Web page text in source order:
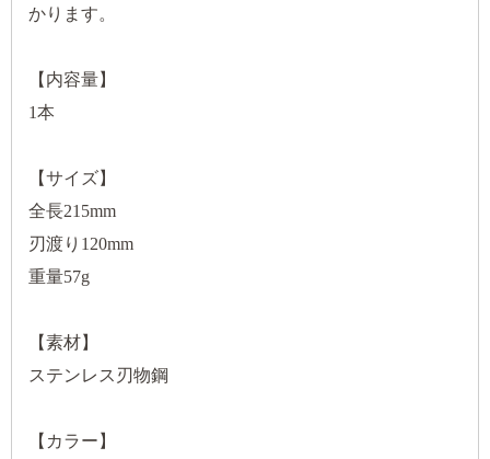
かります。
【内容量】
1本
【サイズ】
全長215mm
刃渡り120mm
重量57g
【素材】
ステンレス刃物鋼
【カラー】